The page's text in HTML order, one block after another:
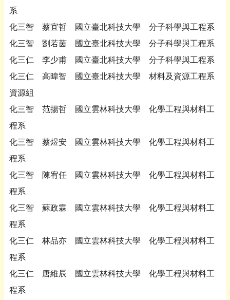
系
化三智 蔡宜哲 國立臺北科技大學 分子科學與工程系
化三智 劉若茵 國立臺北科技大學 分子科學與工程系
化三仁 李少甫 國立臺北科技大學 分子科學與工程系
化三仁 高暐智 國立臺北科技大學 材料及資源工程系
資源組
化三智 范揚哲 國立雲林科技大學 化學工程與材料工
程系
化三智 蔡煜安 國立雲林科技大學 化學工程與材料工
程系
化三智 陳宥任 國立雲林科技大學 化學工程與材料工
程系
化三智 蘇政霖 國立雲林科技大學 化學工程與材料工
程系
化三仁 林品亦 國立雲林科技大學 化學工程與材料工
程系
化三仁 唐維辰 國立雲林科技大學 化學工程與材料工
程系